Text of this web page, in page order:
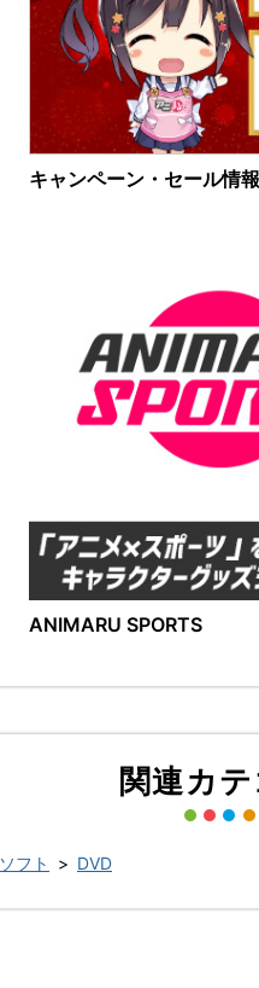
キャンペーン・セール情報
ANIMARU SPORTS
関連カテ
ソフト > DVD